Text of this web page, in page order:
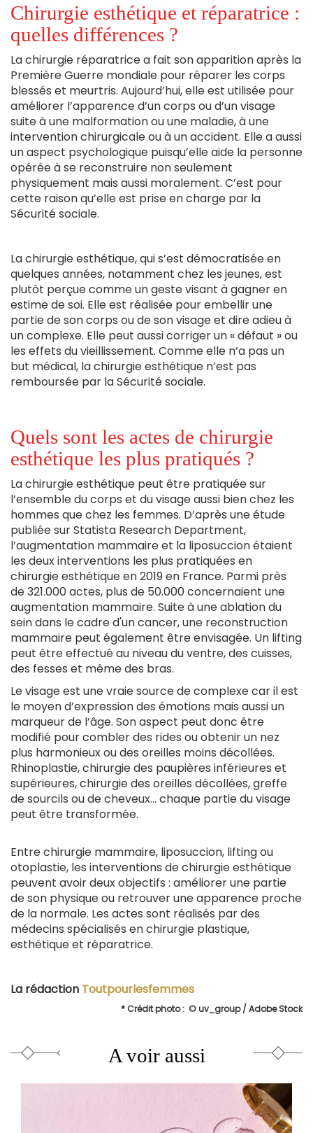
Chirurgie esthétique et réparatrice :
quelles différences ?
La chirurgie réparatrice a fait son apparition après la
Première Guerre mondiale pour réparer les corps
blessés et meurtris. Aujourd’hui, elle est utilisée pour
améliorer l’apparence d’un corps ou d’un visage
suite à une malformation ou une maladie, à une
intervention chirurgicale ou à un accident. Elle a aussi
un aspect psychologique puisqu’elle aide la personne
opérée à se reconstruire non seulement
physiquement mais aussi moralement. C’est pour
cette raison qu’elle est prise en charge par la
Sécurité sociale.
La chirurgie esthétique, qui s’est démocratisée en
quelques années, notamment chez les jeunes, est
plutôt perçue comme un geste visant à gagner en
estime de soi. Elle est réalisée pour embellir une
partie de son corps ou de son visage et dire adieu à
un complexe. Elle peut aussi corriger un « défaut » ou
les effets du vieillissement. Comme elle n’a pas un
but médical, la chirurgie esthétique n’est pas
remboursée par la Sécurité sociale.
Quels sont les actes de chirurgie
esthétique les plus pratiqués ?
La chirurgie esthétique peut être pratiquée sur
l’ensemble du corps et du visage aussi bien chez les
hommes que chez les femmes. D’après une étude
publiée sur Statista Research Department,
l’augmentation mammaire et la liposuccion étaient
les deux interventions les plus pratiquées en
chirurgie esthétique en 2019 en France. Parmi près
de 321.000 actes, plus de 50.000 concernaient une
augmentation mammaire. Suite à une ablation du
sein dans le cadre d'un cancer, une reconstruction
mammaire peut également être envisagée. Un lifting
peut être effectué au niveau du ventre, des cuisses,
des fesses et même des bras.
Le visage est une vraie source de complexe car il est
le moyen d’expression des émotions mais aussi un
marqueur de l’âge. Son aspect peut donc être
modifié pour combler des rides ou obtenir un nez
plus harmonieux ou des oreilles moins décollées.
Rhinoplastie, chirurgie des paupières inférieures et
supérieures, chirurgie des oreilles décollées, greffe
de sourcils ou de cheveux… chaque partie du visage
peut être transformée.
Entre chirurgie mammaire, liposuccion, lifting ou
otoplastie, les interventions de chirurgie esthétique
peuvent avoir deux objectifs : améliorer une partie
de son physique ou retrouver une apparence proche
de la normale. Les actes sont réalisés par des
médecins spécialisés en chirurgie plastique,
esthétique et réparatrice.
La rédaction Toutpourlesfemmes
* Crédit photo : © uv_group / Adobe Stock
A voir aussi